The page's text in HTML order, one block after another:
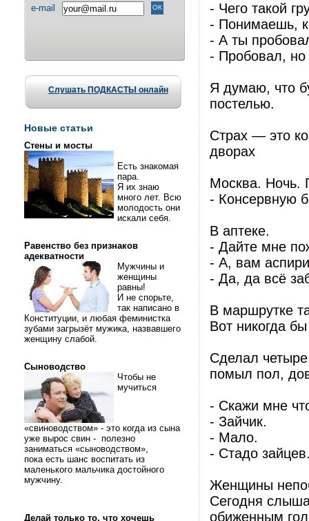
e-mail
Слушать ПОДКАСТЫ онлайн
Новые статьи
Стены и мосты
Есть знакомая
пара.
Я их знаю
много лет. Всю
молодость они
искали себя.
Равенство без признаков
адекватности
Мужчины и
женщины
равны!
И не спорьте,
так написано в
Конституции, и любая феминистка
зубами загрызёт мужика, назвавшего
женщину слабой.
Сыноводство
Чтобы не
мучиться
«свиноводством» - это когда из сына
уже вырос свин - полезно
заниматься «сыноводством»,
пока есть шанс воспитать из
маленького мальчика достойного
мужчину.
Делай только то, что хочешь
- Чего такой
- Понимаешь,
- А ты
- Пробовал, но
Я думаю, что
постелью.
Страх — это
дворах
Москва. Ночь.
- Консервную
В аптеке.
- Дайте мне
- А, вам
- Да, да всё
В маршрутке
Вот никогда
Сделал
помыл пол,
- Скажи мне
- Зайчик.
- Мало.
- Стадо
Женщины
Сегодня
обиженным